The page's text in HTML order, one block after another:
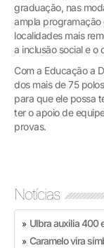
graduação, nas
ampla programação
localidades mais
a inclusão social e o
Com a Educação a
dos mais de 75
para que ele possa
ter o apoio de
provas.
Notícias
» Ulbra auxilia 400
» Caramelo vira